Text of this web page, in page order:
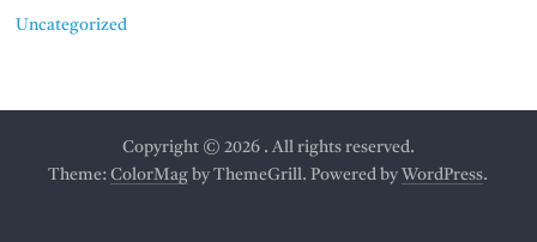
Uncategorized
Copyright © 2026 . All rights reserved.
Theme:ColorMag by ThemeGrill. Powered by WordPress.